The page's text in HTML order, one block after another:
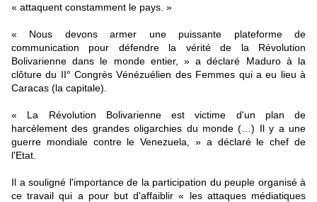
« attaquent constamment le pays. »
« Nous devons armer une puissante plateforme de
communication pour défendre la vérité de la Révolution
Bolivarienne dans le monde entier, » a déclaré Maduro à la
clôture du II° Congrès Vénézuélien des Femmes qui a eu lieu à
Caracas (la capitale).
« La Révolution Bolivarienne est victime d'un plan de
harcèlement des grandes oligarchies du monde (…) Il y a une
guerre mondiale contre le Venezuela, » a déclaré le chef de
l'Etat.
Il a souligné l'importance de la participation du peuple organisé à
ce travail qui a pour but d'affaiblir « les attaques médiatiques